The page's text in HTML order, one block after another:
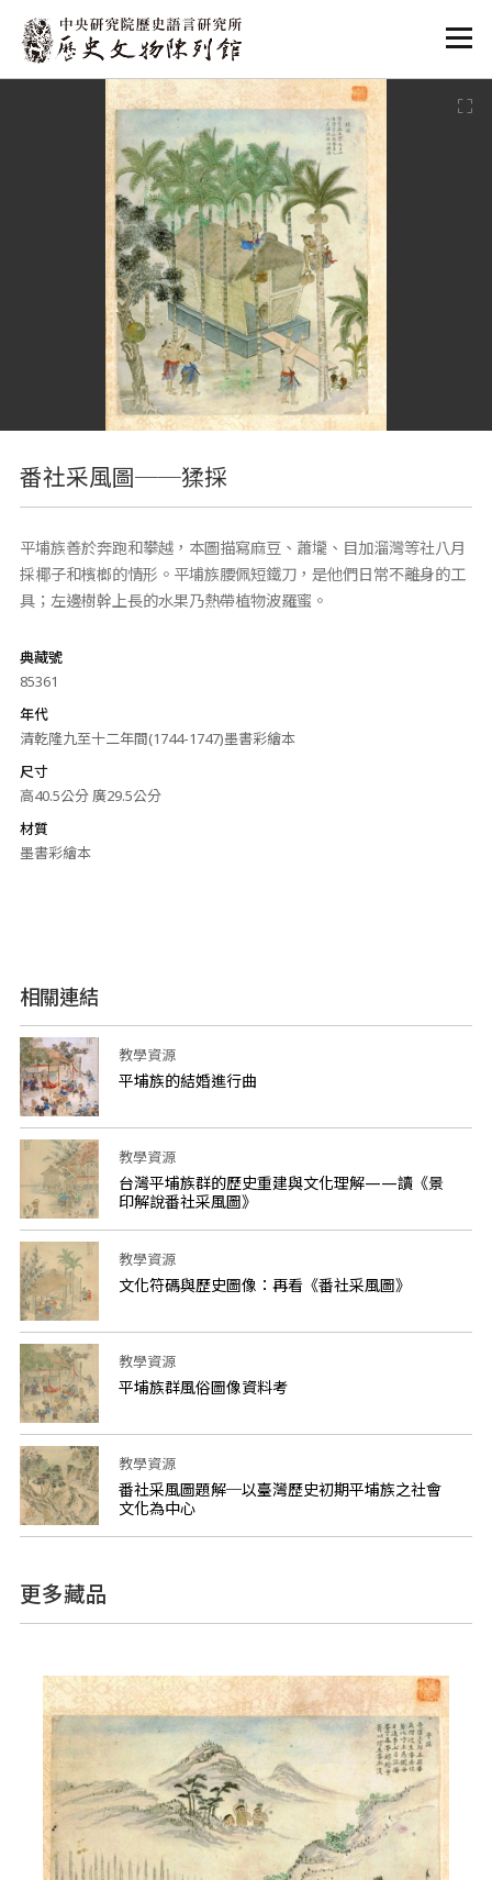
:::
番社采風圖──猱採
平埔族善於奔跑和攀越，本圖描寫麻豆、蕭壠、目加溜灣等社八月
採椰子和檳榔的情形。平埔族腰佩短鐵刀，是他們日常不離身的工
具；左邊樹幹上長的水果乃熱帶植物波羅蜜。
典藏號
85361
年代
清乾隆九至十二年間(1744-1747)墨書彩繪本
尺寸
高40.5公分 廣29.5公分
材質
墨書彩繪本
相關連結
教學資源
平埔族的結婚進行曲
教學資源
台灣平埔族群的歷史重建與文化理解——讀《景
印解說番社采風圖》
教學資源
文化符碼與歷史圖像：再看《番社采風圖》
教學資源
平埔族群風俗圖像資料考
教學資源
番社采風圖題解─以臺灣歷史初期平埔族之社會
文化為中心
更多藏品